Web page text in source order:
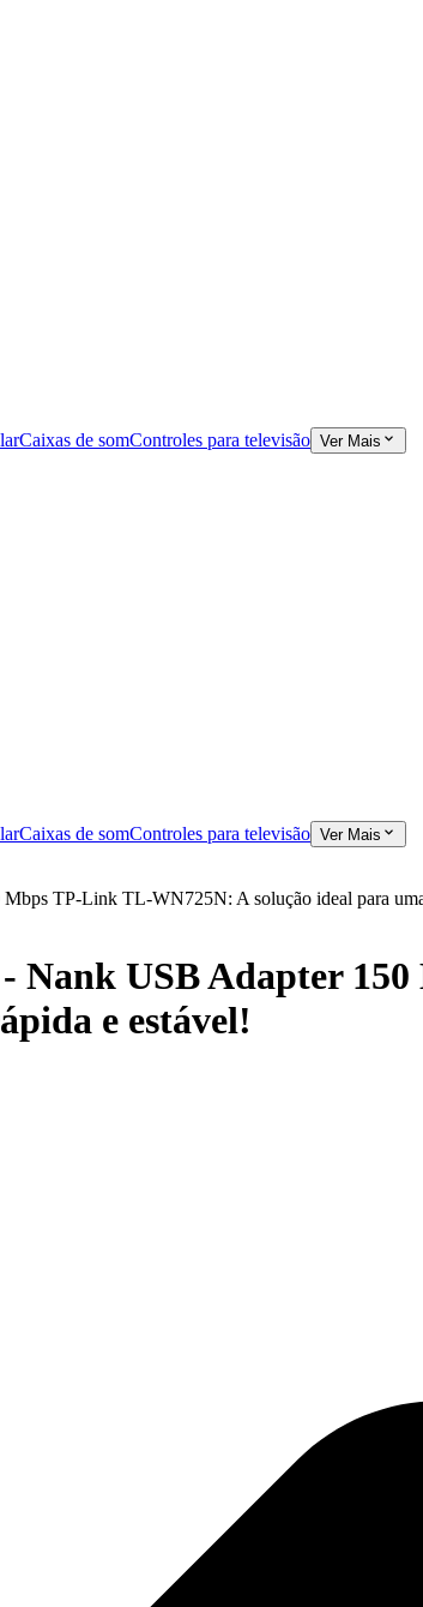
Caixas de somControles para televisão Ver Mais
Caixas de somControles para televisão Ver Mais
TP-Link TL-WN725N: A solução ideal para
Nank USB Adapter
e estável!